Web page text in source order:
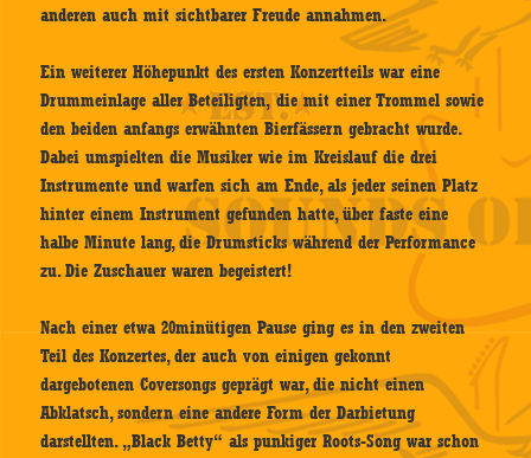
anderen auch mit sichtbarer Freude annahmen.
Ein weiterer Höhepunkt des ersten Konzertteils war eine
Drummeinlage aller Beteiligten, die mit einer Trommel sowie
den beiden anfangs erwähnten Bierfässern gebracht wurde.
Dabei umspielten die Musiker wie im Kreislauf die drei
Instrumente und warfen sich am Ende, als jeder seinen Platz
hinter einem Instrument gefunden hatte, über faste eine
halbe Minute lang, die Drumsticks während der Performance
zu. Die Zuschauer waren begeistert!
Nach einer etwa 20minütigen Pause ging es in den zweiten
Teil des Konzertes, der auch von einigen gekonnt
dargebotenen Coversongs geprägt war, die nicht einen
Abklatsch, sondern eine andere Form der Darbietung
darstellten. „Black Betty“ als punkiger Roots-Song war schon